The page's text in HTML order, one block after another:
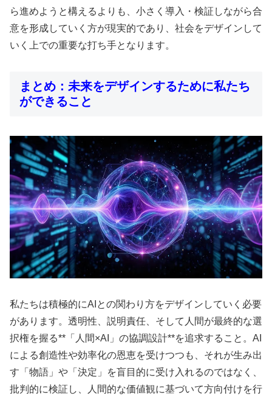
ら進めようと構えるよりも、小さく導入・検証しながら合
意を形成していく方が現実的であり、社会をデザインして
いく上での重要な打ち手となります。
まとめ：未来をデザインするために私たち
ができること
私たちは積極的にAIとの関わり方をデザインしていく必要
があります。透明性、説明責任、そして人間が最終的な選
択権を握る**「人間×AI」の協調設計**を追求すること。AI
による創造性や効率化の恩恵を受けつつも、それが生み出
す「物語」や「決定」を盲目的に受け入れるのではなく、
批判的に検証し、人間的な価値観に基づいて方向付けを行